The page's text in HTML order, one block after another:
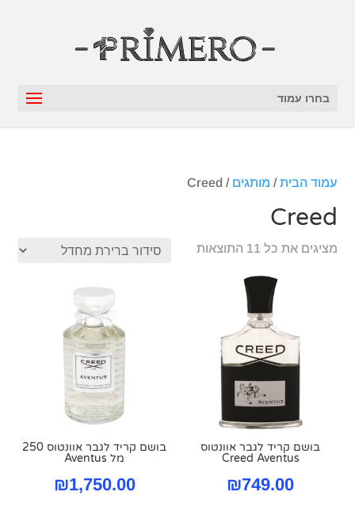
בחרו עמוד
עמוד הבית/ מותגים / Creed
Creed
מציגים את כל ⁦11⁩ התוצאות
בושם קריד לגבר אוונטוס
Creed Aventus
₪749.00
בושם קריד לגבר אוונטוס 250
מל Aventus
₪1,750.00